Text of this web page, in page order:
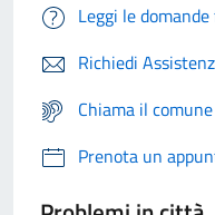
Leggi le
Richiedi
Chiama il
Prenota un